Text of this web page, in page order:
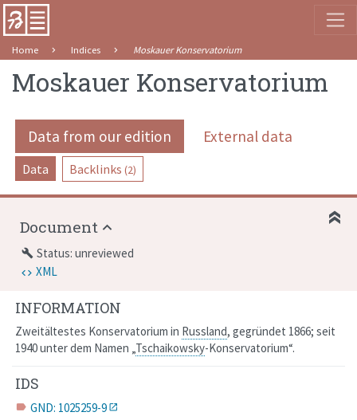
Home Indices Moskauer Konservatorium
Moskauer Konservatorium
Data from our edition External data
Data Backlinks (2)
INFORMATION
Zweitältestes Konservatorium in Russland, gegründet 1866; seit
1940 unter dem Namen „Tschaikowsky-Konservatorium“.
IDS
label GND: 1025259-9
Document
build Status: unreviewed
XML